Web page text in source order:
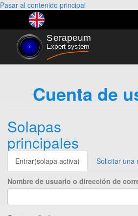
Pasar al contenido principal
Cuenta de
Solapas
principales
Entrar(solapa activa) Solicitar una
Nombre de usuario o dirección de